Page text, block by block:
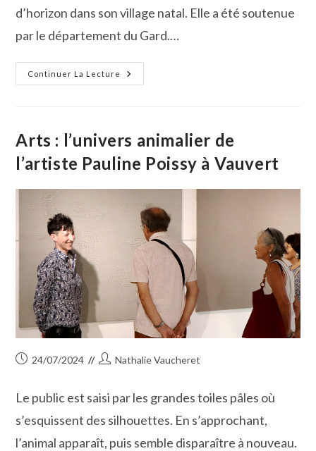
d’horizon dans son village natal. Elle a été soutenue
par le département du Gard.…
Continuer La Lecture
Aimargues :
Premier
D’Horizon
Arts : l’univers animalier de
l’artiste Pauline Poissy à Vauvert
Publication
24/07/2024
Auteur/autrice
publication :
Nathalie Vaucheret
Le public est saisi par les grandes toiles pâles où
s’esquissent des silhouettes. En s’approchant,
l’animal apparaît, puis semble disparaître à nouveau.